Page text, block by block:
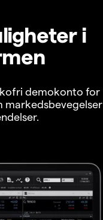
i
demokonto for
markedsbevegelser